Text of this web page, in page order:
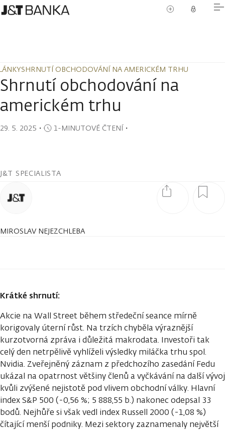
SHRNUTÍ OBCHODOVÁNÍ NA AMERICKÉM TRHU
SHRNUTÍ OBCHODOVÁNÍ NA AMERICKÉM TRHU
Shrnutí obchodování na
americkém trhu
29. 5. 2025 ・ 1-MINUTOVÉ ČTENÍ・
J&T SPECIALISTA
MIROSLAV NEJEZCHLEBA
Krátké shrnutí:
Akcie na Wall Street během středeční seance mírně
korigovaly úterní růst. Na trzích chyběla výraznější
kurzotvorná zpráva i důležitá makrodata. Investoři tak
celý den netrpělivě vyhlíželi výsledky miláčka trhu spol.
Nvidia. Zveřejněný záznam z předchozího zasedání Fedu
ukázal na opatrnost většiny členů a vyčkávání na další vývoj
kvůli zvýšené nejistotě pod vlivem obchodní války. Hlavní
index S&P 500 (-0,56 %; 5 888,55 b.) nakonec odepsal 33
bodů. Nejhůře si však vedl index Russell 2000 (-1,08 %)
čítající menší podniky. Mezi sektory zaznamenaly největší